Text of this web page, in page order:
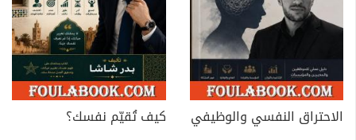
الاحتراق النفسي والوظيفي كيف تُقيّم نفسك؟